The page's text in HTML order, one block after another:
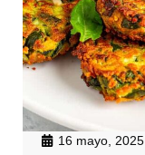
16 mayo, 2025